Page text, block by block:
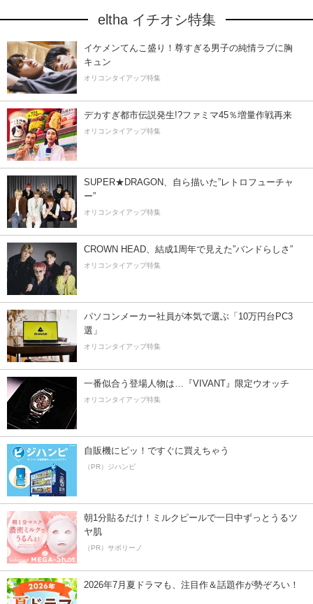
eltha イチオシ特集
イケメンてんこ盛り！尊すぎる男子の純情ラブに胸
キュン
オリコンタイアップ特集
デカすぎ都市伝説発生!?ファミマ45％増量作戦再来
オリコンタイアップ特集
SUPER★DRAGON、自ら描いた”レトロフューチャ
ー”
オリコンタイアップ特集
CROWN HEAD、結成1周年で見えた”バンドらしさ”
オリコンタイアップ特集
パソコンメーカー社員が本気で選ぶ「10万円台PC3
選」
オリコンタイアップ特集
一番似合う登場人物は…『VIVANT』限定ウオッチ
オリコンタイアップ特集
自販機にピッ！ですぐに買えちゃう
（PR）ジハンピ
朝1分貼るだけ！ミルクピールで一日中ずっとうるツ
ヤ肌
（PR）サボリーノ
2026年7月夏ドラマも、注目作＆話題作が勢ぞろい！